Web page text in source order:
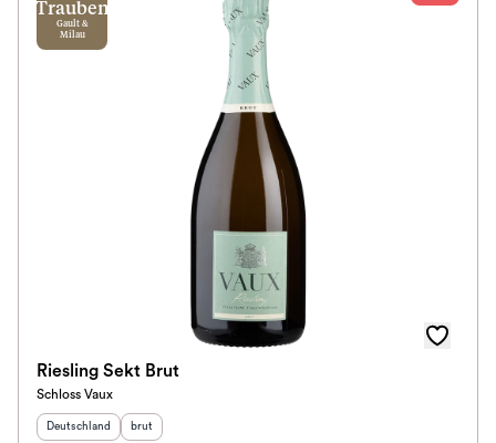
Trauben
Gault &
Milau
Riesling Sekt Brut
Schloss Vaux
Herkunftsland
Deutschland Geschmack
brut